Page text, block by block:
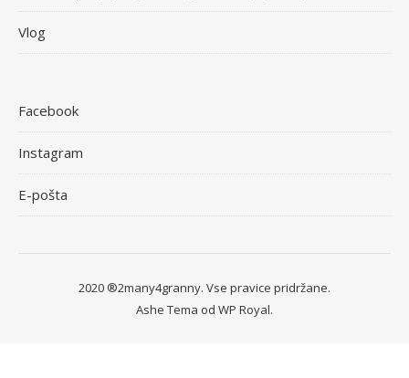
Vlog
Facebook
Instagram
E-pošta
2020 ®2many4granny. Vse pravice pridržane.
Ashe Tema od WP Royal.